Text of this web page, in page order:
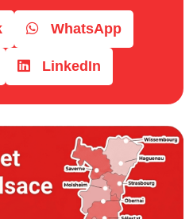
WhatsApp
LinkedIn